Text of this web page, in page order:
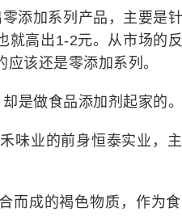
添加系列产品，主要是
就高出1-2元。从市场的
该还是零添加系列。
是做食品添加剂起家的。
味业的前身恒泰实业，
而成的褐色物质，作为